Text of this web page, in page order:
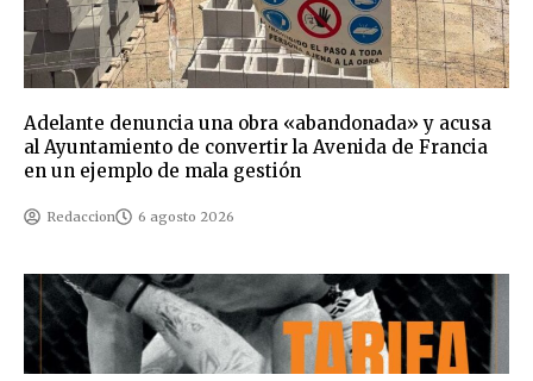
Adelante denuncia una obra «abandonada» y acusa
al Ayuntamiento de convertir la Avenida de Francia
en un ejemplo de mala gestión
Redaccion 6 agosto 2026